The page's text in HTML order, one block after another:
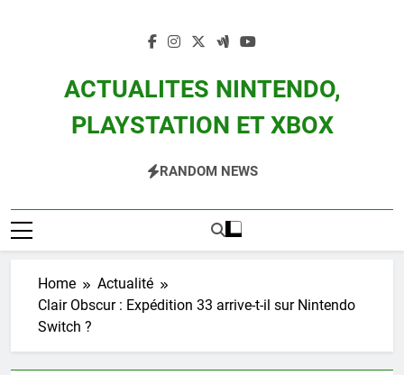
ACTUALITES NINTENDO,
PLAYSTATION ET XBOX
Zelda, Splatoon, Pokemon Entre Autres
RANDOM NEWS
Home
Actualité
Clair Obscur : Expédition 33 arrive-t-il sur Nintendo
Switch ?